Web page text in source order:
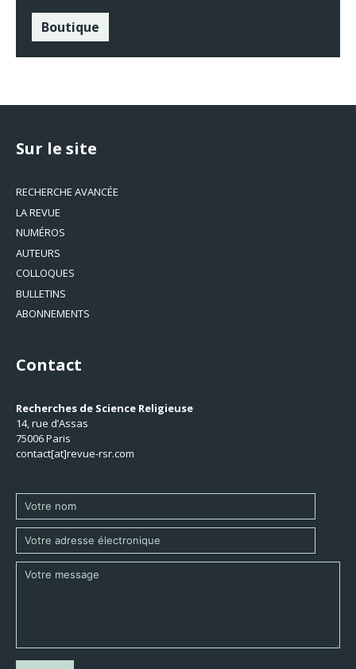
Boutique
Sur le site
RECHERCHE AVANCÉE
LA REVUE
NUMÉROS
AUTEURS
COLLOQUES
BULLETINS
ABONNEMENTS
Contact
Recherches de Science Religieuse
14, rue d’Assas
75006 Paris
contact[at]revue-rsr.com